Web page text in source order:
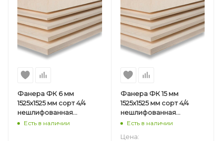
Фанера ФК 6 мм
1525х1525 мм сорт 4/4
нешлифованная
березовая
Есть в наличии
Фанера ФК 15 мм
1525х1525 мм сорт 4/4
нешлифованная
березовая
Есть в наличии
Цена: